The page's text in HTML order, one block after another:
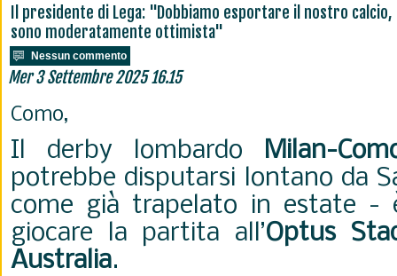
Il presidente di Lega: "Dobbiamo esportare il nostro calcio,
sono moderatamente ottimista"
Nessun commento
Mer 3 Settembre 2025 16.15
Como,
Il derby lombardo Milan-
potrebbe disputarsi lontano da
come già trapelato in estate -
giocare la partita all’Optus
Australia.